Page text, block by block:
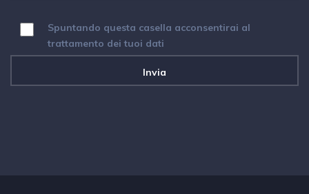
Spuntando questa casella acconsentirai al
trattamento dei tuoi dati